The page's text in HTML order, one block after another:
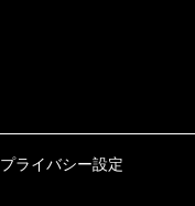
プライバシー設定